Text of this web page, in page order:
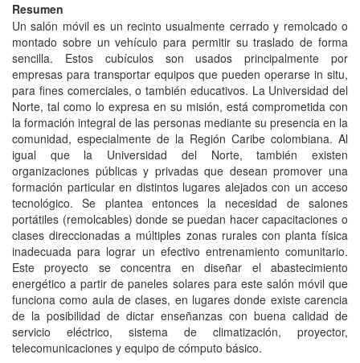
Resumen
Un salón móvil es un recinto usualmente cerrado y remolcado o
montado sobre un vehículo para permitir su traslado de forma
sencilla. Estos cubículos son usados principalmente por
empresas para transportar equipos que pueden operarse in situ,
para fines comerciales, o también educativos. La Universidad del
Norte, tal como lo expresa en su misión, está comprometida con
la formación integral de las personas mediante su presencia en la
comunidad, especialmente de la Región Caribe colombiana. Al
igual que la Universidad del Norte, también existen
organizaciones públicas y privadas que desean promover una
formación particular en distintos lugares alejados con un acceso
tecnológico. Se plantea entonces la necesidad de salones
portátiles (remolcables) donde se puedan hacer capacitaciones o
clases direccionadas a múltiples zonas rurales con planta física
inadecuada para lograr un efectivo entrenamiento comunitario.
Este proyecto se concentra en diseñar el abastecimiento
energético a partir de paneles solares para este salón móvil que
funciona como aula de clases, en lugares donde existe carencia
de la posibilidad de dictar enseñanzas con buena calidad de
servicio eléctrico, sistema de climatización, proyector,
telecomunicaciones y equipo de cómputo básico.